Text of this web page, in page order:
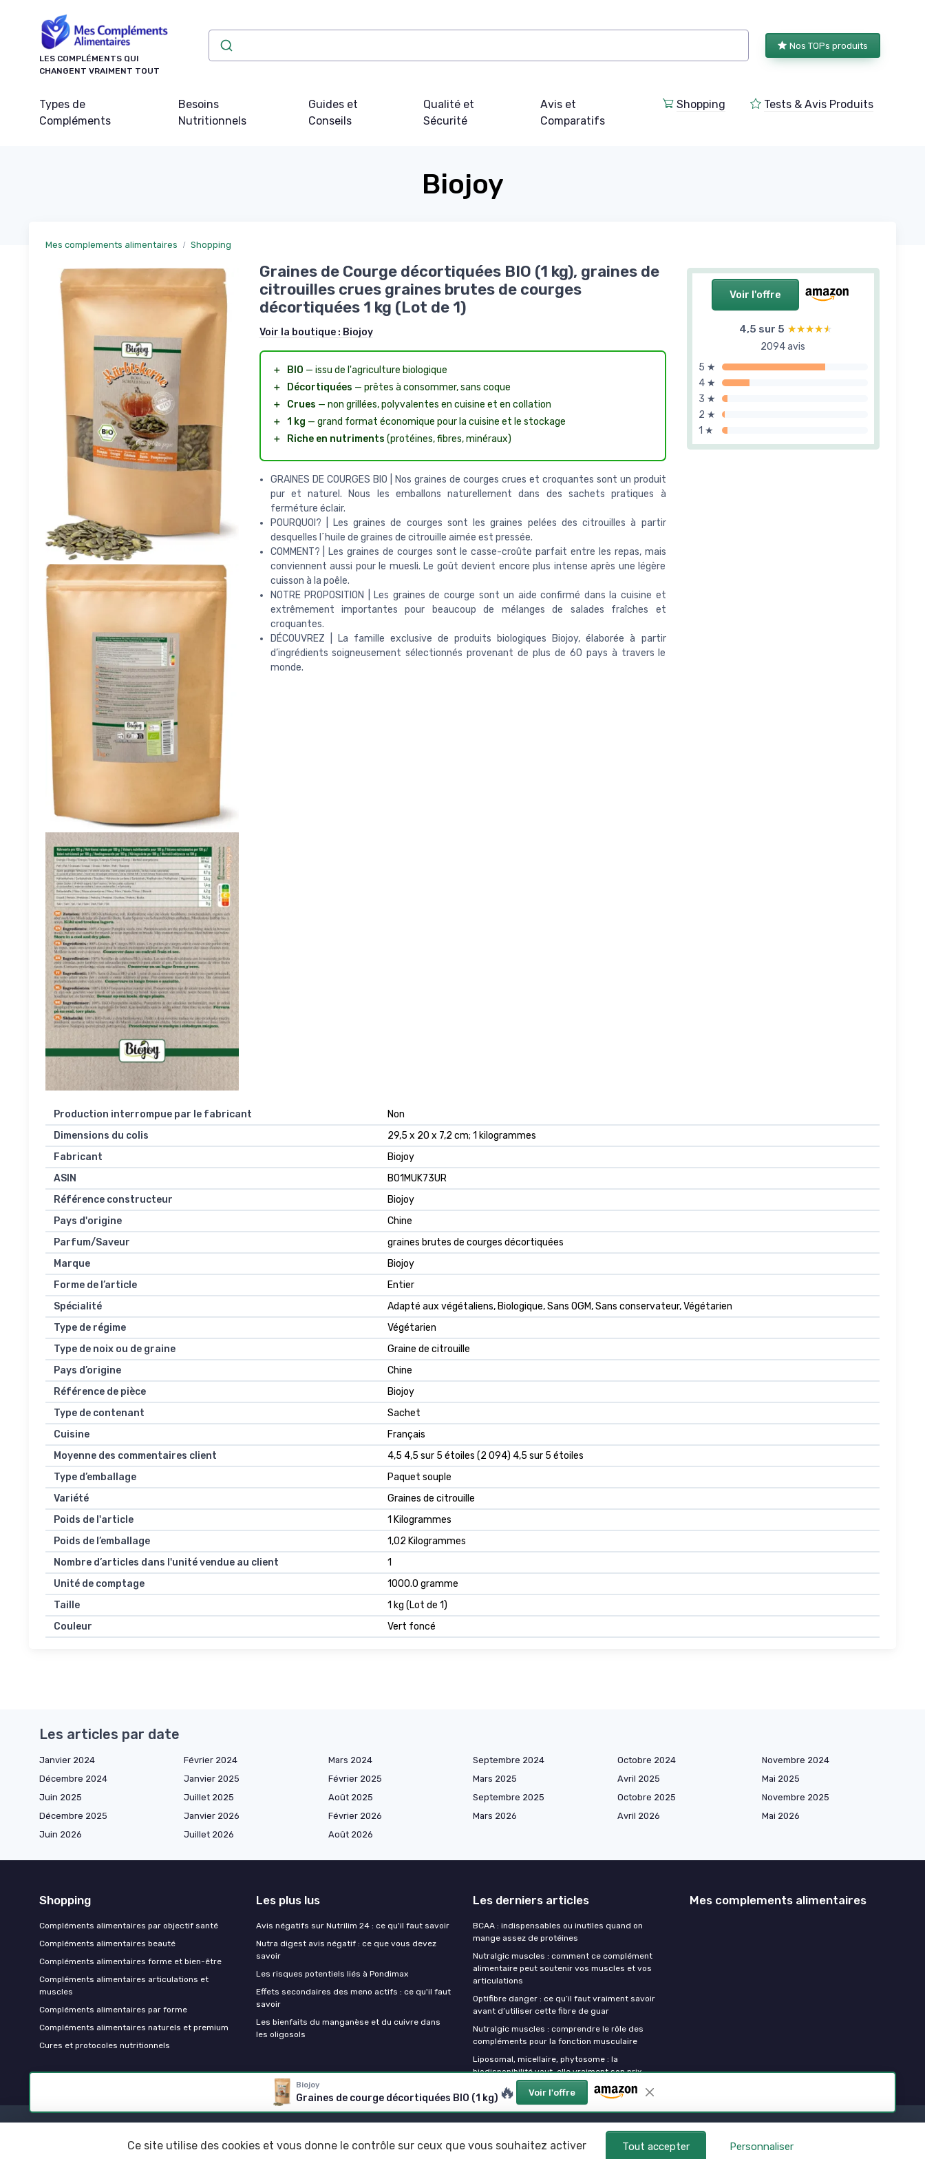
LES COMPLÉMENTS QUI
CHANGENT VRAIMENT TOUT
Nos TOPs produits
Types de
Compléments
Besoins
Nutritionnels
Guides et
Conseils
Qualité et
Sécurité
Avis et
Comparatifs
Shopping Tests & Avis Produits
Biojoy
Mes complements alimentaires Shopping
Voir l'offre
4,5 sur 5 ★★★★★
★★★★★
2094 avis
5 ★
4 ★
3 ★
2 ★
1 ★
Graines de Courge décortiquées BIO (1 kg), graines de
citrouilles crues graines brutes de courges
décortiquées 1 kg (Lot de 1)
Voir la boutique : Biojoy
＋ BIO — issu de l'agriculture biologique
＋
Décortiquées — prêtes à consommer, sans coque
＋
Crues — non grillées, polyvalentes en cuisine et en collation
＋ 1 kg — grand format économique pour la cuisine et le stockage
＋
Riche en nutriments (protéines, fibres, minéraux)
GRAINES DE COURGES BIO | Nos graines de courges crues et croquantes sont un produit
pur et naturel. Nous les emballons naturellement dans des sachets pratiques à
ferméture éclair.
POURQUOI? | Les graines de courges sont les graines pelées des citrouilles à partir
desquelles l´huile de graines de citrouille aimée est pressée.
COMMENT? | Les graines de courges sont le casse-croûte parfait entre les repas, mais
conviennent aussi pour le muesli. Le goût devient encore plus intense après une légère
cuisson à la poêle.
NOTRE PROPOSITION | Les graines de courge sont un aide confirmé dans la cuisine et
extrêmement importantes pour beaucoup de mélanges de salades fraîches et
croquantes.
DÉCOUVREZ | La famille exclusive de produits biologiques Biojoy, élaborée à partir
d’ingrédients soigneusement sélectionnés provenant de plus de 60 pays à travers le
monde.
Production interrompue par le fabricant
Non
Dimensions du colis
29,5 x 20 x 7,2 cm; 1 kilogrammes
Fabricant
Biojoy
ASIN
B01MUK73UR
Référence constructeur
Biojoy
Pays d'origine
Chine
Parfum/Saveur
graines brutes de courges décortiquées
Marque
Biojoy
Forme de l’article
Entier
Spécialité
Adapté aux végétaliens, Biologique, Sans OGM, Sans conservateur, Végétarien
Type de régime
Végétarien
Type de noix ou de graine
Graine de citrouille
Pays d’origine
Chine
Référence de pièce
Biojoy
Type de contenant
Sachet
Cuisine
Français
Moyenne des commentaires client
4,5 4,5 sur 5 étoiles (2 094) 4,5 sur 5 étoiles
Type d’emballage
Paquet souple
Variété
Graines de citrouille
Poids de l'article
1 Kilogrammes
Poids de l’emballage
1,02 Kilogrammes
Nombre d’articles dans l'unité vendue au client
1
Unité de comptage
1000.0 gramme
Taille
1 kg (Lot de 1)
Couleur
Vert foncé
Biojoy
Graines de courge décortiquées BIO (1 kg) 🔥 Voir l'offre
Les articles par date
Janvier 2024 Février 2024 Mars 2024 Septembre 2024 Octobre 2024
Novembre 2024
Décembre 2024
Janvier 2025 Février 2025 Mars 2025 Avril 2025
Mai 2025
Juin 2025
Juillet 2025 Août 2025 Septembre 2025 Octobre 2025
Novembre 2025
Décembre 2025
Janvier 2026 Février 2026 Mars 2026 Avril 2026
Mai 2026
Juin 2026
Juillet 2026 Août 2026
Shopping
Compléments alimentaires par objectif santé
Compléments alimentaires beauté
Compléments alimentaires forme et bien-être
Compléments alimentaires articulations et
muscles
Compléments alimentaires par forme
Compléments alimentaires naturels et premium
Cures et protocoles nutritionnels
Les plus lus
Avis négatifs sur Nutrilim 24 : ce qu'il faut savoir
Nutra digest avis négatif : ce que vous devez
savoir
Les risques potentiels liés à Pondimax
Effets secondaires des meno actifs : ce qu'il faut
savoir
Les bienfaits du manganèse et du cuivre dans
les oligosols
Les derniers articles
BCAA : indispensables ou inutiles quand on
mange assez de protéines
Nutralgic muscles : comment ce complément
alimentaire peut soutenir vos muscles et vos
articulations
Optifibre danger : ce qu’il faut vraiment savoir
avant d’utiliser cette fibre de guar
Nutralgic muscles : comprendre le rôle des
compléments pour la fonction musculaire
Liposomal, micellaire, phytosome : la
biodisponibilité vaut-elle vraiment son prix
Mes complements alimentaires
© Mes complements alimentaires 2026
Ce site utilise des cookies et vous donne le contrôle sur ceux que vous souhaitez activer Tout accepter Personnaliser